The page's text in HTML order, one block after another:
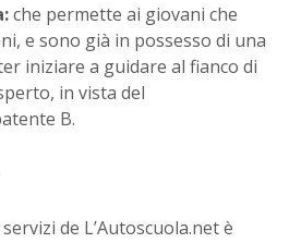
che permette ai giovani che
e sono già in possesso di una
iniziare a guidare al fianco di
in vista del
B.
de L’Autoscuola.net è